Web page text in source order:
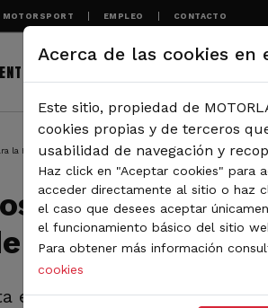
MOTORSPORT EMPLEO CONTACTO
la Rotax Series Aragón con el regional de karting este fin
en
karting este fin
el domingo día 23 se
Acerca de las cookies en
Este sitio, propiedad de
cookies propias y de terceros
usabilidad de navegación y
Haz click en "Aceptar cookies" para
acceder directamente al sitio o haz
el caso que desees aceptar
el funcionamiento básico del sitio
Para obtener más información
cookies